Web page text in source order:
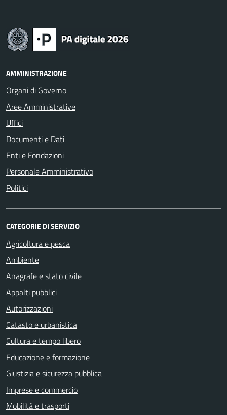
AMMINISTRAZIONE
Organi di Governo
Aree Amministrative
Uffici
Documenti e Dati
Enti e Fondazioni
Personale Amministrativo
Politici
CATEGORIE DI SERVIZIO
Agricoltura e pesca
Ambiente
Anagrafe e stato civile
Appalti pubblici
Autorizzazioni
Catasto e urbanistica
Cultura e tempo libero
Educazione e formazione
Giustizia e sicurezza pubblica
Imprese e commercio
Mobilità e trasporti